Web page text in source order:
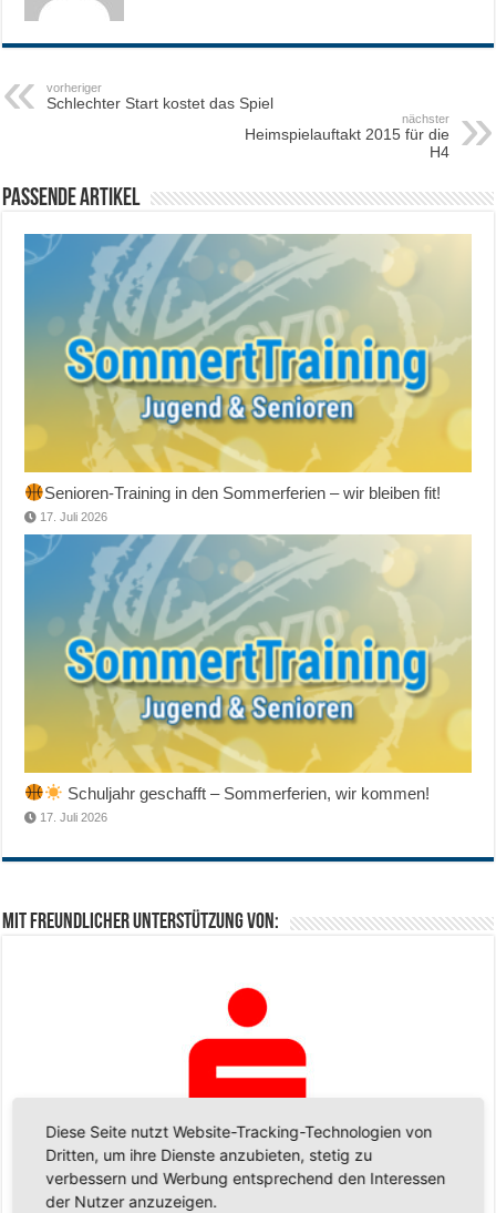
vorheriger
Schlechter Start kostet das Spiel
nächster
Heimspielauftakt 2015 für die
H4
Passende Artikel
Senioren-Training in den Sommerferien – wir bleiben fit!
17. Juli 2026
Schuljahr geschafft – Sommerferien, wir kommen!
17. Juli 2026
Mit freundlicher Unterstützung von:
Diese Seite nutzt Website-Tracking-Technologien von
Dritten, um ihre Dienste anzubieten, stetig zu
verbessern und Werbung entsprechend den Interessen
der Nutzer anzuzeigen.